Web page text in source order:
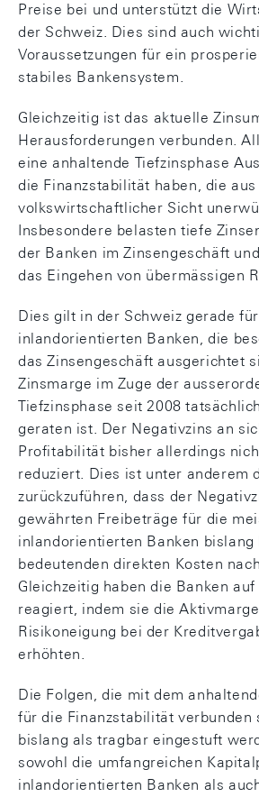
Preise bei und unterstützt die
der Schweiz. Dies sind auch
Voraussetzungen für ein
stabiles Bankensystem.
Gleichzeitig ist das aktuelle
Herausforderungen verbunden.
eine anhaltende Tiefzinsphase
die Finanzstabilität haben, die aus
volkswirtschaftlicher Sicht
Insbesondere belasten tiefe
der Banken im Zinsengeschäft
das Eingehen von übermässigen
Dies gilt in der Schweiz gerade
inlandorientierten Banken, die
das Zinsengeschäft ausgerichtet
Zinsmarge im Zuge der
Tiefzinsphase seit 2008
geraten ist. Der Negativzins an
Profitabilität bisher allerdings
reduziert. Dies ist unter anderem
zurückzuführen, dass der
gewährten Freibeträge für die
inlandorientierten Banken bislang
bedeutenden direkten Kosten
Gleichzeitig haben die Banken
reagiert, indem sie die
Risikoneigung bei der
erhöhten.
Die Folgen, die mit dem
für die Finanzstabilität verbunden
bislang als tragbar eingestuft
sowohl die umfangreichen
inlandorientierten Banken als